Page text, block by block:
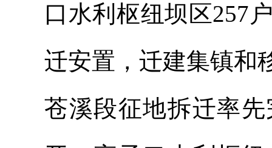
口水利枢纽坝区257
迁安置，迁建集镇和
苍溪段征地拆迁率